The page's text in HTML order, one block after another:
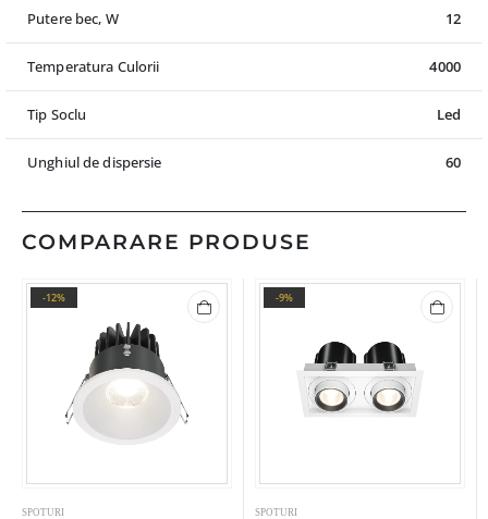
Putere bec, W 12
Temperatura Culorii 4000
Tip Soclu Led
Unghiul de dispersie 60
COMPARARE PRODUSE
-12%
SPOTURI
-9%
SPOTURI